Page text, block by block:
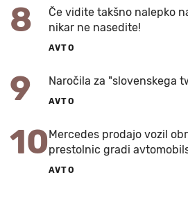
8
Če vidite takšno nalepko
nikar ne nasedite!
AVTO
9 Naročila za "slovenskega
AVTO
10Mercedes prodajo vozil
prestolnic gradi
AVTO